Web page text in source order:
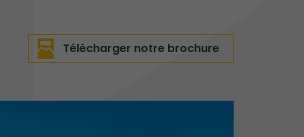
Télécharger notre brochure